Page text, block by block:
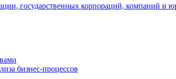
государственных корпораций, компаний и
бизнес-процессов